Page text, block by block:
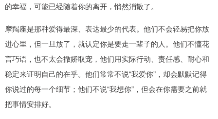
的幸福，可能已经随着你的离开，悄然消散了。
摩羯座是那种爱得最深、表达最少的代表。他们不会轻易把你放
进心里，但一旦放了，就认定你是要走一辈子的人。他们不懂花
言巧语，也不太会撒娇取宠，他们用实际行动、责任感、耐心和
稳定来证明自己的在乎。他们常常不说“我爱你”，却会默默记得
你说过的每一个细节；他们不说“我想你”，但会在你需要之前就
把事情安排好。